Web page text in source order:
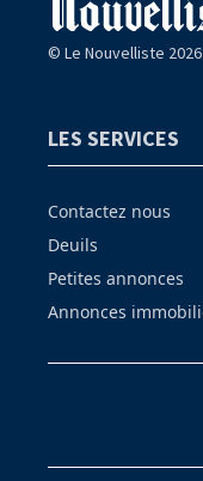
© Le Nouvelliste 2026
LES SERVICES
Contactez nous
Deuils
Petites annonces
Annonces